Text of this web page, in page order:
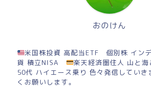
おのけん
米国株投資 高配当ETF 個別株 イン
貨 積立NISA
楽天経済圏住人 山と海
50代 ハイエース乗り 色々発信していき
くお願いします。